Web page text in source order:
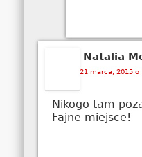
Natalia
21 marca, 2015 o
Nikogo tam
Fajne miejsce!